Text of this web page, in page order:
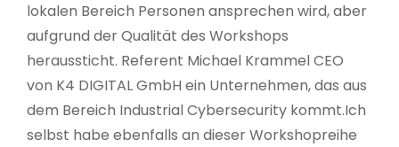
lokalen Bereich Personen ansprechen wird, aber
aufgrund der Qualität des Workshops
heraussticht. Referent Michael Krammel CEO
von K4 DIGITAL GmbH ein Unternehmen, das aus
dem Bereich Industrial Cybersecurity kommt.Ich
selbst habe ebenfalls an dieser Workshopreihe